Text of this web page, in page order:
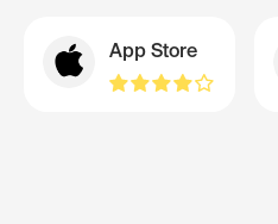
App Store